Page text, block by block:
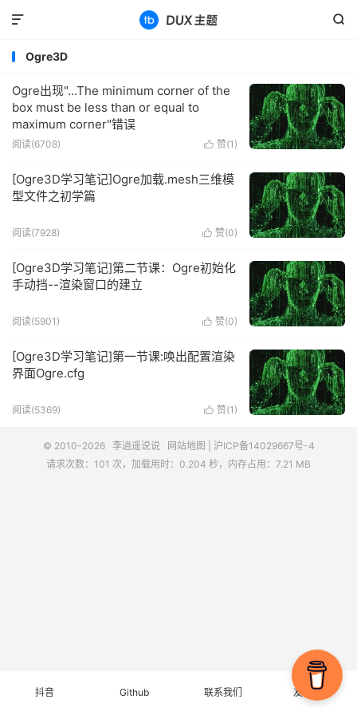


Ogre3D
Ogre出现"...The minimum corner of the
box must be less than or equal to
maximum corner"错误
 赞(1 )
阅读(6708)
[Ogre3D学习笔记]Ogre加载.mesh三维模
型文件之初学篇
 赞(0)
阅读(7928)
[Ogre3D学习笔记]第二节课：Ogre初始化
手动挡--渲染窗口的建立
 赞(0)
阅读(5901)
[Ogre3D学习笔记]第一节课:唤出配置渲染
界面Ogre.cfg
 赞(1 )
阅读(5369)
© 2010-2026 李逍遥说说 网站地图
沪ICP备14029667号-4
请求次数：101 次，加载用时：0.204 秒，内存占用：7.21 MB
抖音 Github 联系我们 友情链接